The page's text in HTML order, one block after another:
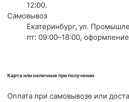
12:00.
Самовывоз
Екатеринбург, ул.
пт: 09:00–18:00,
Карта или наличные при получении
Оплата при самовывозе или